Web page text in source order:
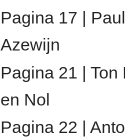
Pagina 17 |
Azewijn
Pagina 21 |
en Nol
Pagina 22 |